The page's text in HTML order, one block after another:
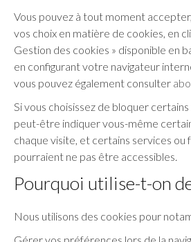
Vous pouvez à tout moment
vos choix en matière de cookies, en
Gestion des cookies » disponible en
en configurant votre navigateur
vous pouvez également consulter
Si vous choisissez de bloquer
peut-être indiquer vous-même
chaque visite, et certains services ou
pourraient ne pas être accessibles.
Pourquoi utilise-t-on
Nous utilisons des cookies pour